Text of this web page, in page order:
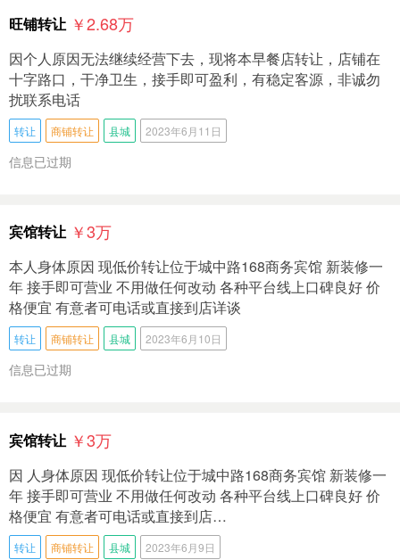
旺铺转让 ￥2.68万
因个人原因无法继续经营下去，现将本早餐店转让，店铺在
十字路口，干净卫生，接手即可盈利，有稳定客源，非诚勿
扰联系电话
转让 商铺转让 县城 2023年6月11日
信息已过期
宾馆转让 ￥3万
本人身体原因 现低价转让位于城中路168商务宾馆 新装修一
年 接手即可营业 不用做任何改动 各种平台线上口碑良好 价
格便宜 有意者可电话或直接到店详谈
转让 商铺转让 县城 2023年6月10日
信息已过期
宾馆转让 ￥3万
因 人身体原因 现低价转让位于城中路168商务宾馆 新装修一
年 接手即可营业 不用做任何改动 各种平台线上口碑良好 价
格便宜 有意者可电话或直接到店…
转让 商铺转让 县城 2023年6月9日